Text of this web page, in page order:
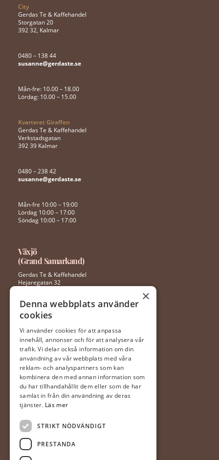
City
Gerdas Te & Kaffehandel
Storgatan 20
392 32, Kalmar
0480 – 138 44
susanne@gerdaste.se
Mån-fre: 10.00 – 18.00
Lördag: 10.00 – 15.00
Kvarteret Giraffen
Gerdas Te & Kaffehandel
Verkstadsgatan
392 39 Kalmar
0480 – 238 42
susanne@gerdaste.se
Mån-fre 10:00 – 19:00
Lördag 10:00 – 17:00
Söndag 10:00 – 17:00
Växjö
(Grand Samarkand)
Gerdas Te & Kaffehandel
Hejaregatan 32
0470 – 281 44
Mån-fre 10:00 – 20:00
Lördag 10:00 – 18:00
Söndag 10:00 – 18:00
Halmstad
(Hallarna)
Gerdas Te & Kaffehandel
Prästvägen 1
302 63 Halmstad
×
Denna webbplats använder
cookies
Vi använder cookies för att anpassa
innehåll, annonser och för att analysera vår
trafik. Vi delar också information om din
användning av vår webbplats med våra
reklam- och analyspartners som kan
kombinera den med annan information som
du har tillhandahållit dem eller som de har
samlat in från din användning av deras
tjänster. Läs mer
STRIKT NÖDVÄNDIGT
PRESTANDA